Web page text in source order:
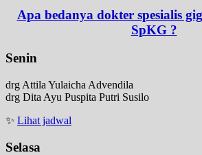
Apa bedanya dokter spesialis
SpKG ?
Senin
drg Attila Yulaicha Advendila
drg Dita Ayu Puspita Putri Susilo
✨ Lihat jadwal
Selasa